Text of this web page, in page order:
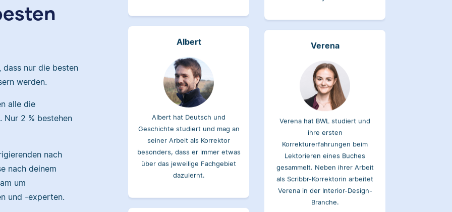
nur die besten
werden.
alle die
2 % bestehen
nach
nach deinem
um
und -experten.
Albert hat Deutsch und
seiner Arbeit als Korrektor
besonders, dass er immer etwas
über das jeweilige Fachgebiet
dazulernt.
Verena
Verena hat BWL studiert und
gesammelt. Neben ihrer Arbeit
Verena in der Interior-Design-